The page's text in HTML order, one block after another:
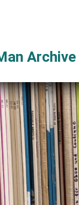
Archive